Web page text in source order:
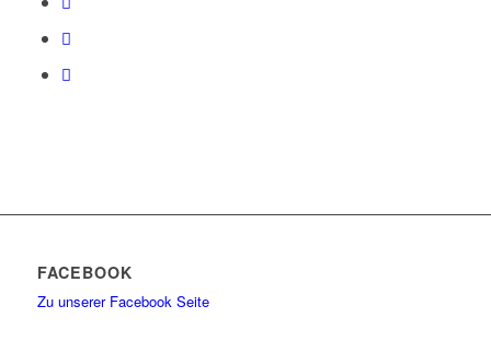
FACEBOOK
Zu unserer Facebook Seite